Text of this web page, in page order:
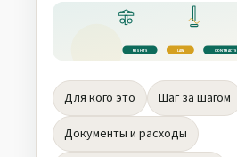
RIGHTS LAW CONTRACTS
Для кого это
Шаг за шагом
Документы и расходы